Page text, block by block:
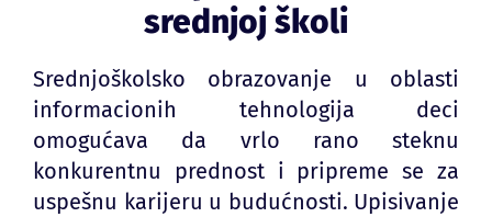
srednjoj školi
Srednjoškolsko obrazovanje u oblasti
informacionih tehnologija deci
omogućava da vrlo rano steknu
konkurentnu prednost i pripreme se za
uspešnu karijeru u budućnosti. Upisivanje